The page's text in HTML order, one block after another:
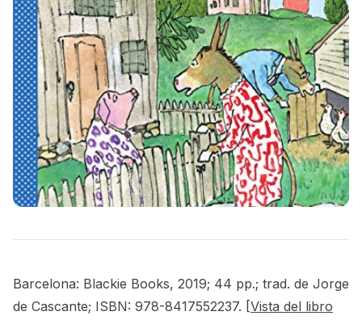
Barcelona: Blackie Books, 2019; 44 pp.; trad. de Jorge
de Cascante; ISBN: 978-8417552237. [Vista del libro